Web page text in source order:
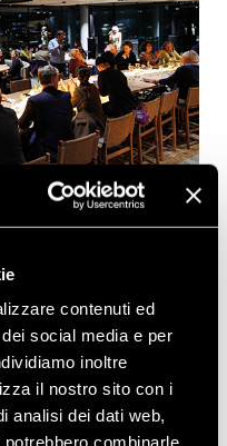
contenuti ed
social media e per
inoltre
il nostro sito con i
analisi dei dati web,
combinarle
tutti i giorni, dal
dei